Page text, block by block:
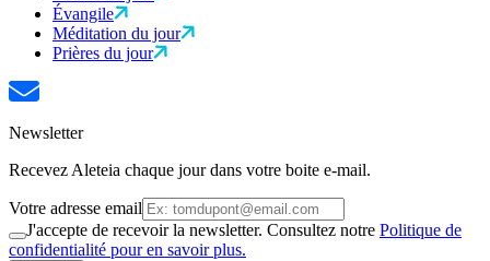
Évangile
Méditation du jour
Prières du jour
Newsletter
Recevez Aleteia chaque jour dans votre boite e-mail.
Votre adresse email
J'accepte de recevoir la newsletter. Consultez notre Politique de
confidentialité pour en savoir plus.